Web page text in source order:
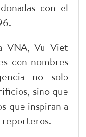
con el
VNA, Vu Viet
con nombres
no solo
sino que
que inspiran a
reporteros.